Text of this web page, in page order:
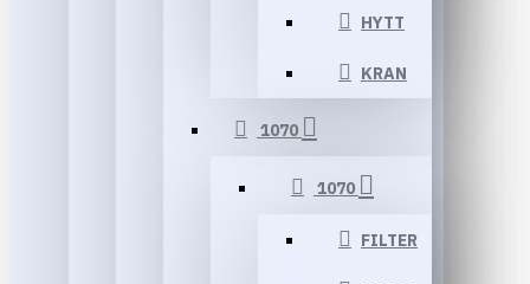
HYTT
KRAN
1070
1070
FILTER